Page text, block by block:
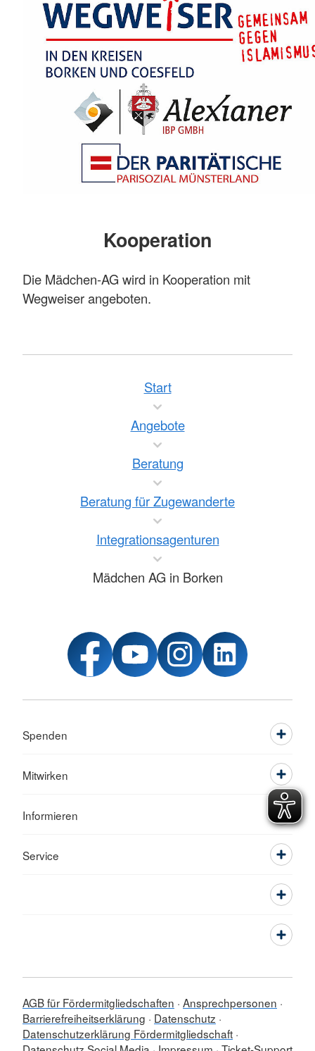
Kooperation
Die Mädchen-AG wird in Kooperation mit
Wegweiser angeboten.
Start
Angebote
Beratung
Beratung für Zugewanderte
Integrationsagenturen
Mädchen AG in Borken
Spenden
Mitwirken
Informieren
Service
AGB für Fördermitgliedschaften Ansprechpersonen
Barrierefreiheitserklärung
Datenschutz
Datenschutzerklärung Fördermitgliedschaft